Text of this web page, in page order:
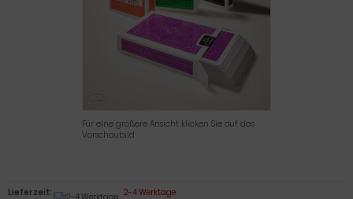
Für eine größere Ansicht klicken Sie auf das
Vorschaubild
Lieferzeit: 2-4 Werktage